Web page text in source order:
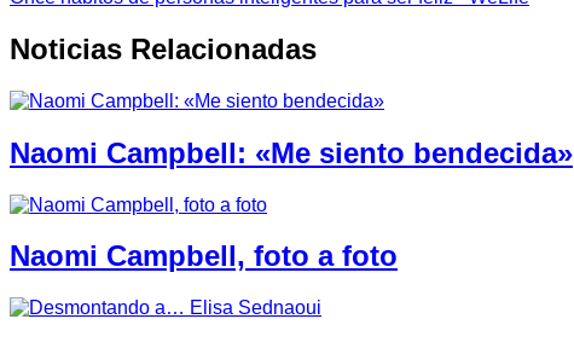
Noticias Relacionadas
Naomi Campbell: «Me siento bendecida»
Naomi Campbell, foto a foto